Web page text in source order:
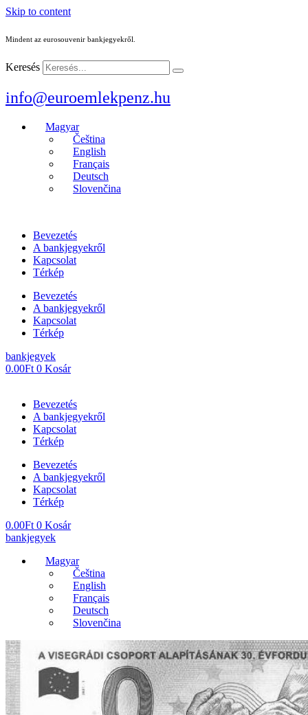
Skip to content
Mindent az eurosouvenir bankjegyekről.
Keresés
info@euroemlekpenz.hu
Magyar
Čeština
English
Français
Deutsch
Slovenčina
Bevezetés
A bankjegyekről
Kapcsolat
Térkép
Bevezetés
A bankjegyekről
Kapcsolat
Térkép
bankjegyek
0.00Ft 0 Kosár
Bevezetés
A bankjegyekről
Kapcsolat
Térkép
Bevezetés
A bankjegyekről
Kapcsolat
Térkép
0.00Ft 0 Kosár
bankjegyek
Magyar
Čeština
English
Français
Deutsch
Slovenčina